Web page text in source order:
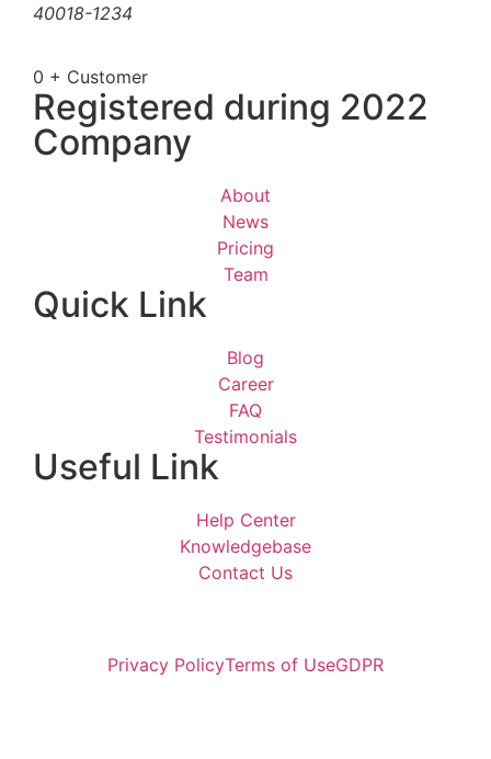
40018-1234
0 + Customer
Registered during 2022
Company
About
News
Pricing
Team
Quick Link
Blog
Career
FAQ
Testimonials
Useful Link
Help Center
Knowledgebase
Contact Us
Privacy PolicyTerms of UseGDPR